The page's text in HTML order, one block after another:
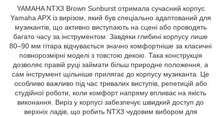
YAMAHA NTX3 Brown Sunburst отримала сучасний корпус
Yamaha APX із вирізом, який був спеціально адаптований для
музикантів, що активно виступають на сцені або проводять
багато часу за інструментом. Завдяки глибині корпусу лише
80–90 мм гітара відчувається значно комфортніше за класичні
повнорозмірні моделі з товстою декою. Така конструкція
дозволяє правій руці займати більш природне положення, а
сам інструмент щільніше прилягає до корпусу музиканта. Це
особливо важливо під час тривалих виступів, репетицій або
студійної роботи, коли комфорт напряму впливає на якість
виконання. Виріз у корпусі забезпечує швидкий доступ до
верхніх ладів, що робить NTX3 чудовим вибором для